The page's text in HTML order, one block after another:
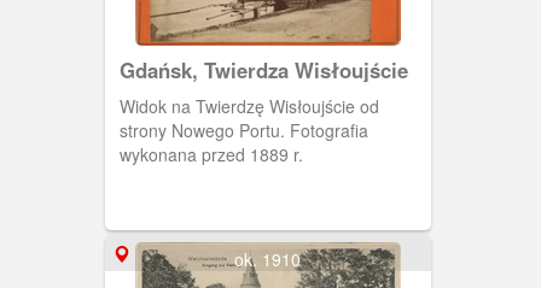
Gdańsk, Twierdza Wisłoujście
Widok na Twierdzę Wisłoujście od
strony Nowego Portu. Fotografia
wykonana przed 1889 r.
ok. 1910